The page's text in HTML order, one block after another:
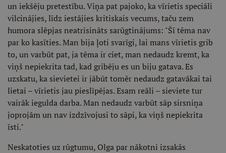
un iekšēju pretestību. Viņa pat pajoko, ka vīrietis speciāli
vilcinājies, līdz iestājies kritiskais vecums, taču zem
humora slēpjas neatrisināts sarūgtinājums: "Šī tēma nav
par ko kasīties. Man bija ļoti svarīgi, lai mans vīrietis grib
to, un varbūt pat, ja tēma ir ciet, man nedaudz kremt, ka
viņš nepiekrita tad, kad gribēju es un biju gatava. Es
uzskatu, ka sievietei ir jābūt tomēr nedaudz gatavākai tai
lietai – vīrietis jau pieslīpējas. Esam reāli – sieviete tur
vairāk iegulda darba. Man nedaudz varbūt sāp sirsniņa
joprojām un nav izdzīvojusi to sāpi, ka viņš nepiekrita
īsti."
Neskatoties uz rūgtumu, Olga par nākotni izsakās